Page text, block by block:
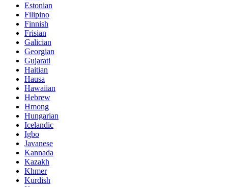
Estonian
Filipino
Finnish
Frisian
Galician
Georgian
Gujarati
Haitian
Hausa
Hawaiian
Hebrew
Hmong
Hungarian
Icelandic
Igbo
Javanese
Kannada
Kazakh
Khmer
Kurdish